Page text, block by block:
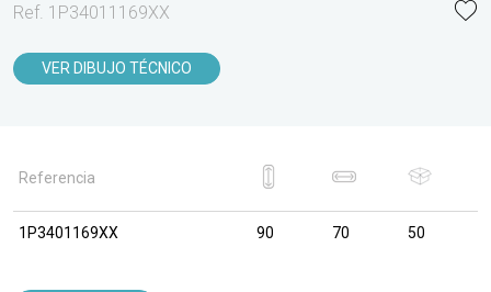
Ref. 1P34011169XX
VER DIBUJO TÉCNICO
Referencia
1P3401169XX 90 70 50